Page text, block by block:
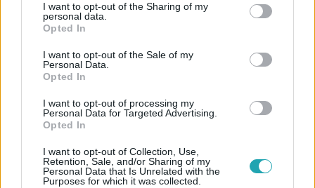
not limited to your visit or usage behaviour. You may click to
grant or deny consent to Google and its third-party tags to
use your data for below specified purposes in below Google
consent section.
I want to opt-out of the Sharing of my
personal data.
Opted In
I want to opt-out of the Sale of my
Personal Data.
Opted In
I want to opt-out of processing my
Personal Data for Targeted Advertising.
Opted In
I want to opt-out of Collection, Use,
Retention, Sale, and/or Sharing of my
Personal Data that Is Unrelated with the
Purposes for which it was collected.
AZ ÁLOMMELÓ
VIDEÓ # BALOGH LEVENTE
PÁLFI MÁRIÓ